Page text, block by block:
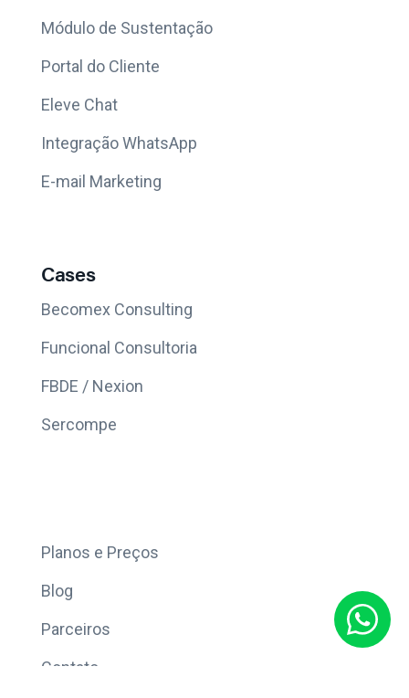
Módulo de Sustentação
Portal do Cliente
Eleve Chat
Integração WhatsApp
E-mail Marketing
Cases
Becomex Consulting
Funcional Consultoria
FBDE / Nexion
Sercompe
Planos e Preços
Blog
Parceiros
Contato